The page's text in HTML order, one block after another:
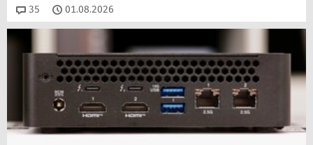
35 Kommentare
01.08.2026